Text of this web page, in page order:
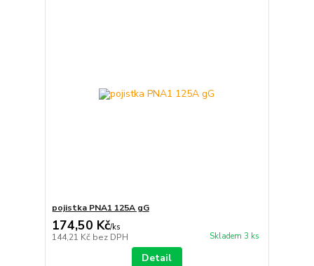
pojistka PNA1 125A gG
174,50 Kč/ks
144,21 Kč bez DPH Skladem 3 ks
Detail